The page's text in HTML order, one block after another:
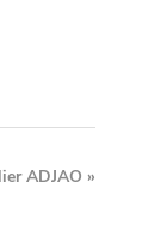
ADJAO »